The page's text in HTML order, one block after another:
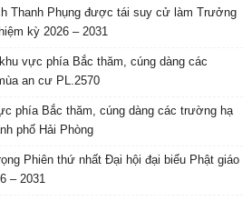
Thanh Phụng được tái suy cử làm Trưởng
kỳ 2026 – 2031
vực phía Bắc thăm, cúng dàng các
an cư PL.2570
phía Bắc thăm, cúng dàng các trường hạ
phố Hải Phòng
Phiên thứ nhất Đại hội đại biểu Phật giáo
– 2031